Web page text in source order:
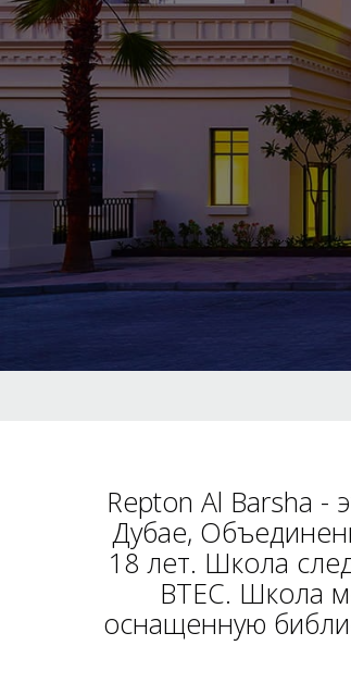
Repton Al Barsha
Дубае,
18 лет. Школа
BTEC. Школа
оснащенную